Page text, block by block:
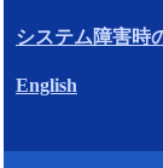
システム障害時
English